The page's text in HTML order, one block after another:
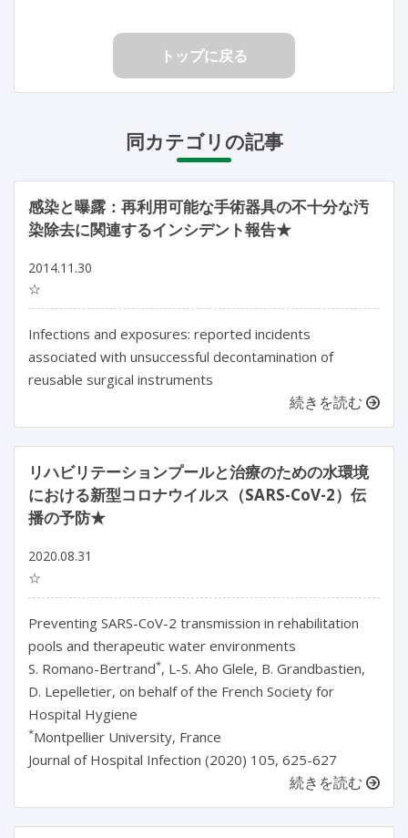
トップに戻る
同カテゴリの記事
感染と曝露：再利用可能な手術器具の不十分な汚
染除去に関連するインシデント報告★
2014.11.30
☆
Infections and exposures: reported incidents
associated with unsuccessful decontamination of
reusable surgical instruments
続きを読む
リハビリテーションプールと治療のための水環境
における新型コロナウイルス（SARS-CoV-2）伝
播の予防★
2020.08.31
☆
Preventing SARS-CoV-2 transmission in rehabilitation
pools and therapeutic water environments
S. Romano-Bertrand*, L-S. Aho Glele, B. Grandbastien,
D. Lepelletier, on behalf of the French Society for
Hospital Hygiene
*Montpellier University, France
Journal of Hospital Infection (2020) 105, 625-627
続きを読む